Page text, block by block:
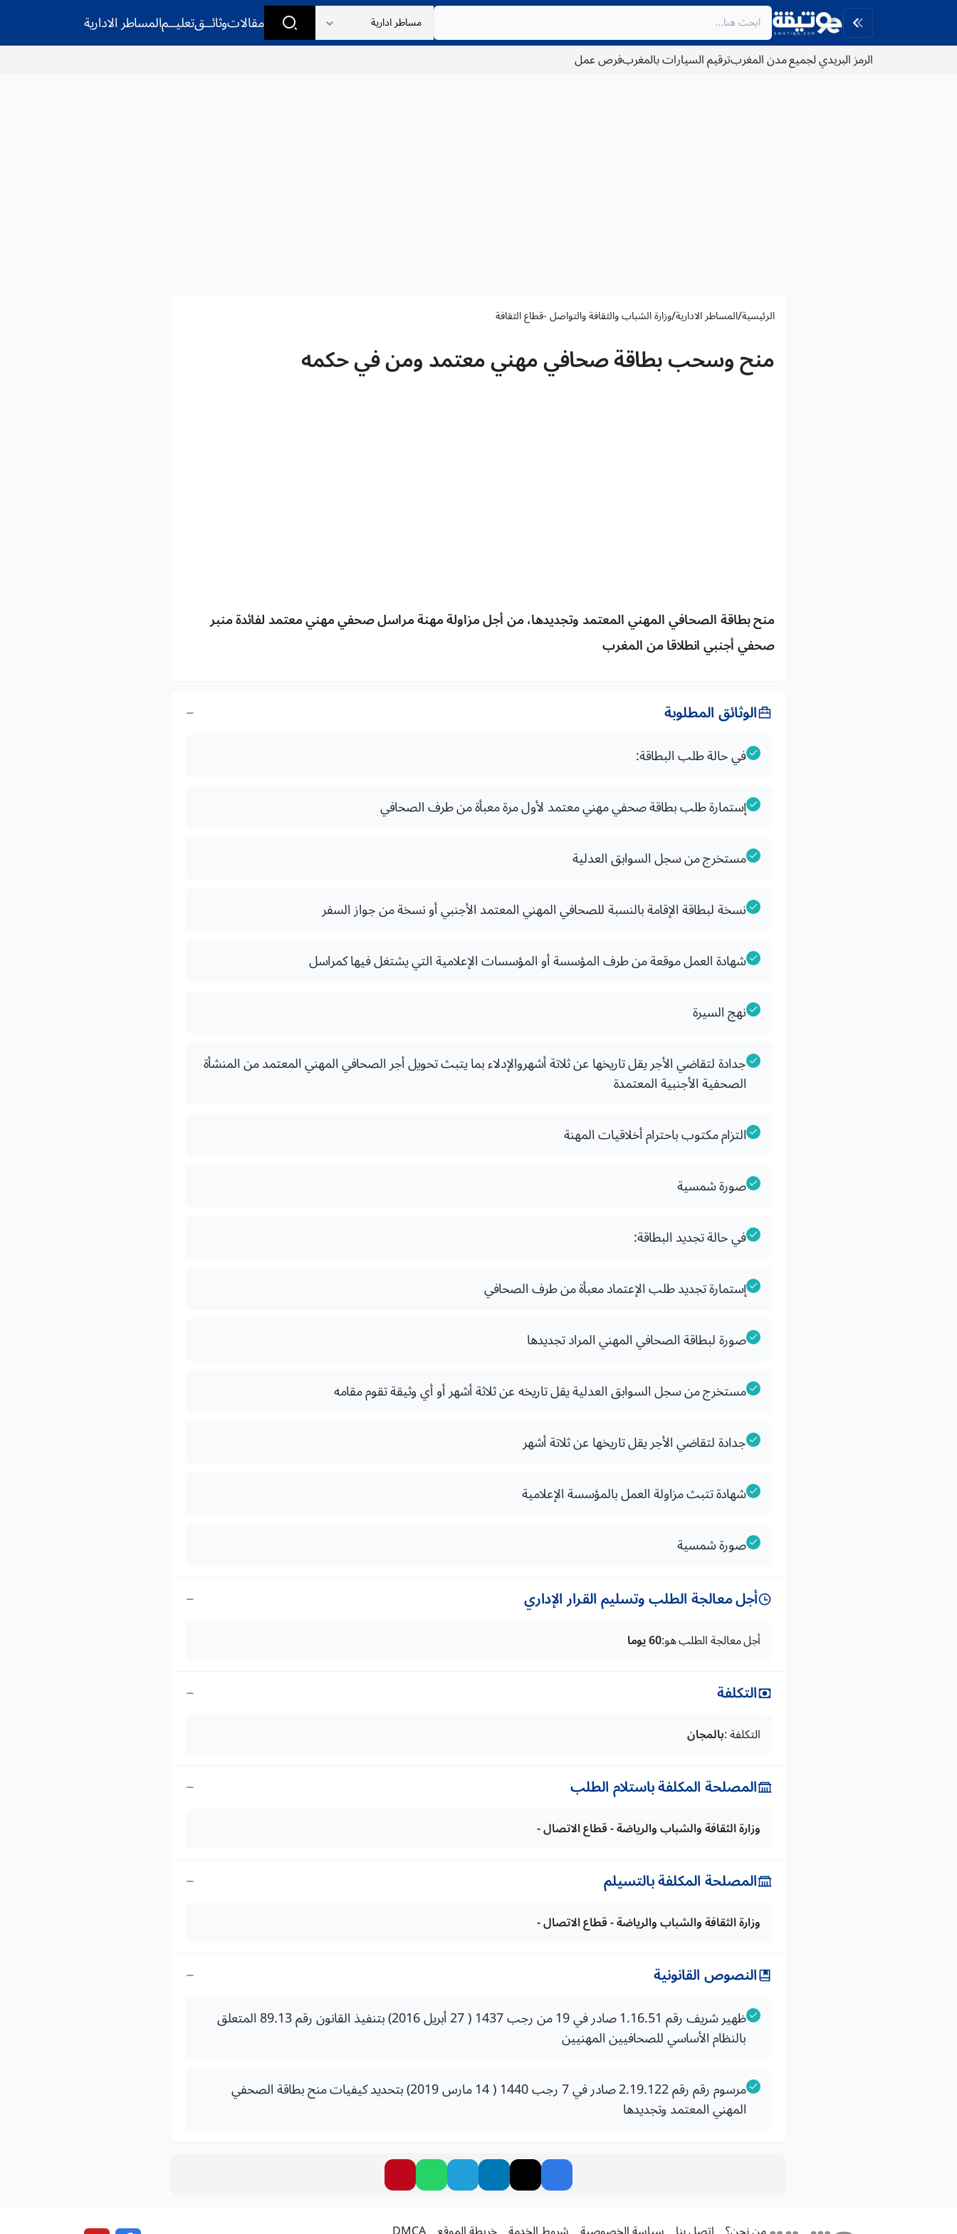
مقالاتوثائــقتعليــمالمساطر الادارية
الرمز البريدي لجميع مدن المغربترقيم السيارات بالمغربفرص عمل
الرئيسية/المساطر الادارية/وزارة الشباب والثقافة والتواصل -قطاع الثقافة
منح وسحب بطاقة صحافي مهني معتمد ومن في حكمه
منح بطاقة الصحافي المهني المعتمد وتجديدها، من أجل مزاولة مهنة مراسل صحفي مهني معتمد لفائدة منبر
صحفي أجنبي انطلاقا من المغرب
الوثائق المطلوبة
في حالة طلب البطاقة:
إستمارة طلب بطاقة صحفي مهني معتمد لأول مرة معبأة من طرف الصحافي
مستخرج من سجل السوابق العدلية
نسخة لبطاقة الإقامة بالنسبة للصحافي المهني المعتمد الأجنبي أو نسخة من جواز السفر
شهادة العمل موقعة من طرف المؤسسة أو المؤسسات الإعلامية التي يشتغل فيها كمراسل
نهج السيرة
جدادة لتقاضي الأجر يقل تاريخها عن ثلاتة أشهروالإدلاء بما يتبث تحويل أجر الصحافي المهني المعتمد من المنشأة
الصحفية الأجنبية المعتمدة
التزام مكتوب باحترام أخلاقيات المهنة
صورة شمسية
في حالة تجديد البطاقة:
إستمارة تجديد طلب الإعتماد معبأة من طرف الصحافي
صورة لبطاقة الصحافي المهني المراد تجديدها
مستخرج من سجل السوابق العدلية يقل تاريخه عن ثلاثة أشهر أو أي وثيقة تقوم مقامه
جدادة لتقاضي الأجر يقل تاريخها عن ثلاتة أشهر
شهادة تتبث مزاولة العمل بالمؤسسة الإعلامية
صورة شمسية
أجل معالجة الطلب وتسليم القرار الإداري
أجل معالجة الطلب هو:60 يوما
التكلفة
التكلفة :بالمجان
المصلحة المكلفة باستلام الطلب
وزارة الثقافة والشباب والرياضة - قطاع الاتصال -
المصلحة المكلفة بالتسيلم
وزارة الثقافة والشباب والرياضة - قطاع الاتصال -
النصوص القانونية
ظهير شريف رقم 1.16.51 صادر في 19 من رجب 1437 ( 27 أبريل 2016) بتنفيذ القانون رقم 89.13 المتعلق
بالنظام الأساسي للصحافيين المهنيين
مرسوم رقم رقم 2.19.122 صادر في 7 رجب 1440 ( 14 مارس 2019) بتحديد كيفيات منح بطاقة الصحفي
المهني المعتمد وتجديدها